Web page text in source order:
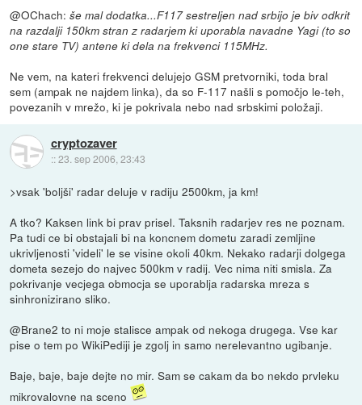
@OChach:še mal dodatka...F117 sestreljen nad srbijo je biv odkrit
na razdalji 150km stran z radarjem ki uporabla navadne Yagi (to so
one stare TV) antene ki dela na frekvenci 115MHz.
Ne vem, na kateri frekvenci delujejo GSM pretvorniki, toda bral
sem (ampak ne najdem linka), da so F-117 našli s pomočjo le-teh,
povezanih v mrežo, ki je pokrivala nebo nad srbskimi položaji.
cryptozaver
::23. sep 2006, 23:43
>vsak 'boljši' radar deluje v radiju 2500km, ja km!
A tko? Kaksen link bi prav prisel. Taksnih radarjev res ne poznam.
Pa tudi ce bi obstajali bi na koncnem dometu zaradi zemljine
ukrivljenosti 'videli' le se visine okoli 40km. Nekako radarji dolgega
dometa sezejo do najvec 500km v radij. Vec nima niti smisla. Za
pokrivanje vecjega obmocja se uporablja radarska mreza s
sinhronizirano sliko.
@Brane2 to ni moje stalisce ampak od nekoga drugega. Vse kar
pise o tem po WikiPediji je zgolj in samo nerelevantno ugibanje.
Baje, baje, baje dejte no mir. Sam se cakam da bo nekdo prvleku
mikrovalovne na sceno